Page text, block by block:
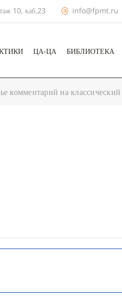
10, каб.23 info@fpmt.ru
ЦА-ЦА БИБЛИОТЕКА
комментарий на